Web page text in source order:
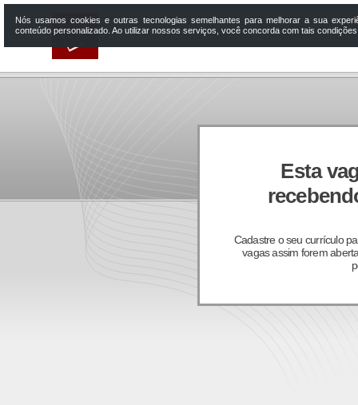
Esta
Cadastre o seu currículo
vagas assim forem
Nós usamos cookies e outras tecnologias semelhantes para melhorar a sua
conteúdo personalizado. Ao utilizar nossos serviços, você concorda com tais